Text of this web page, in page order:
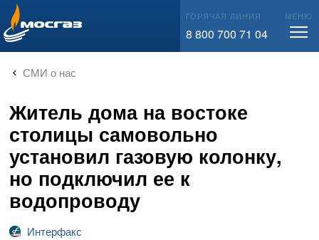
info@mos-gaz.ru ГОРЯЧАЯ ЛИНИЯ
8 800 700 71 04
МЕНЮ
СМИ о нас
Житель дома на востоке
столицы самовольно
установил газовую колонку,
но подключил ее к
водопроводу
Интерфакс